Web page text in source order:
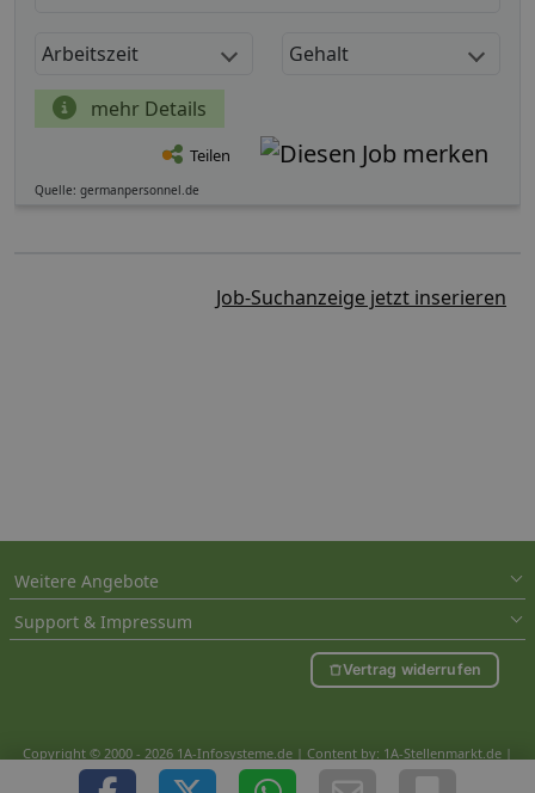
Arbeitszeit Gehalt
mehr Details
Teilen
Quelle: germanpersonnel.de
Job-Suchanzeige jetzt inserieren
Weitere Angebote
Support & Impressum
Vertrag widerrufen
Copyright © 2000 - 2026 1A-Infosysteme.de | Content by: 1A-Stellenmarkt.de |
08.08.2026| CFo: nur_Artikel|SEO_anpassung ( 0.781)